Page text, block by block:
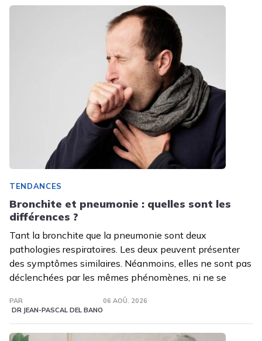
TENDANCES
Bronchite et pneumonie : quelles sont les
différences ?
Tant la bronchite que la pneumonie sont deux
pathologies respiratoires. Les deux peuvent présenter
des symptômes similaires. Néanmoins, elles ne sont pas
déclenchées par les mêmes phénomènes, ni ne se
PAR
DR JEAN-PASCAL DEL BANO
06 AOÛ. 2026